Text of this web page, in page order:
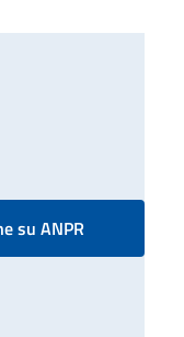
su ANPR